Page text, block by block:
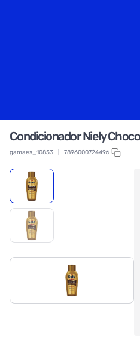
Condicionador Niely
gamaes_10853 7896000724496